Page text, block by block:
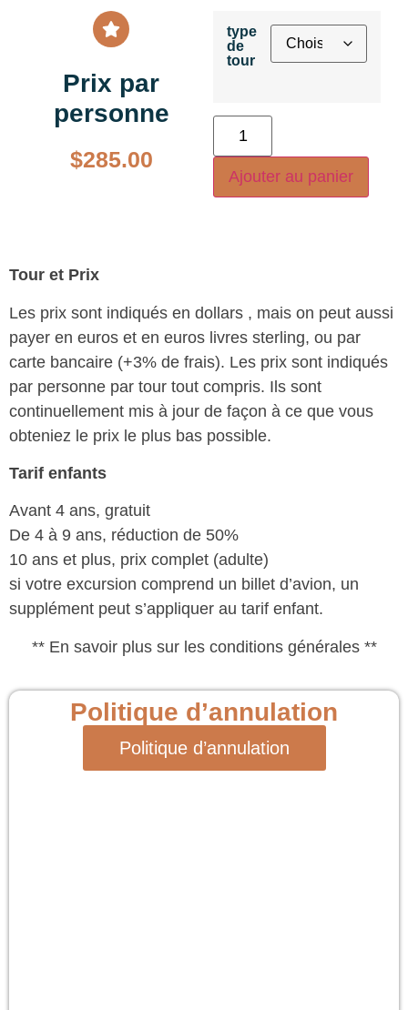
Prix par
personne
$285.00
type
de
tour
Ajouter au panier
Tour et Prix
Les prix sont indiqués en dollars , mais on peut aussi
payer en euros et en euros livres sterling, ou par
carte bancaire (+3% de frais). Les prix sont indiqués
par personne par tour tout compris. Ils sont
continuellement mis à jour de façon à ce que vous
obteniez le prix le plus bas possible.
Tarif enfants
Avant 4 ans, gratuit
De 4 à 9 ans, réduction de 50%
10 ans et plus, prix complet (adulte)
si votre excursion comprend un billet d’avion, un
supplément peut s’appliquer au tarif enfant.
** En savoir plus sur les conditions générales **
Politique d’annulation
Politique d’annulation